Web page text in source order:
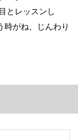
とレッスンし
時がね、じんわり